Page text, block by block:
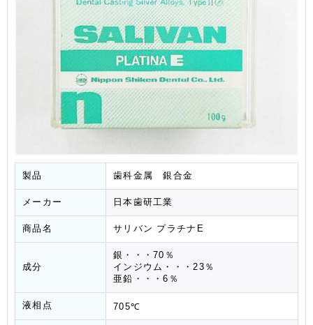
製品 歯科金属 銀合金
メーカー 日本歯研工業
商品名 サリバン プラチナE
成分
銀・・・70％
インジウム・・・23％
亜鉛・・・6％
液相点 705℃